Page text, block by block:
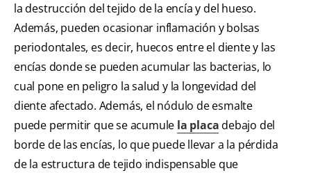
la destrucción del tejido de la encía y del hueso.
Además, pueden ocasionar inflamación y bolsas
periodontales, es decir, huecos entre el diente y las
encías donde se pueden acumular las bacterias, lo
cual pone en peligro la salud y la longevidad del
diente afectado. Además, el nódulo de esmalte
puede permitir que se acumule la placadebajo del
borde de las encías, lo que puede llevar a la pérdida
de la estructura de tejido indispensable que